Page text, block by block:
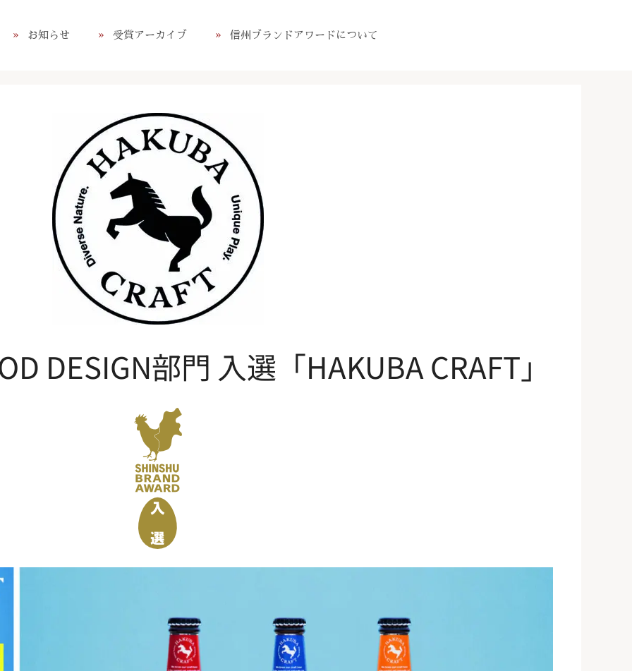
お知らせ 受賞アーカイブ 信州ブランドアワードについて
DESIGN部門 入選「HAKUBA CRAFT」